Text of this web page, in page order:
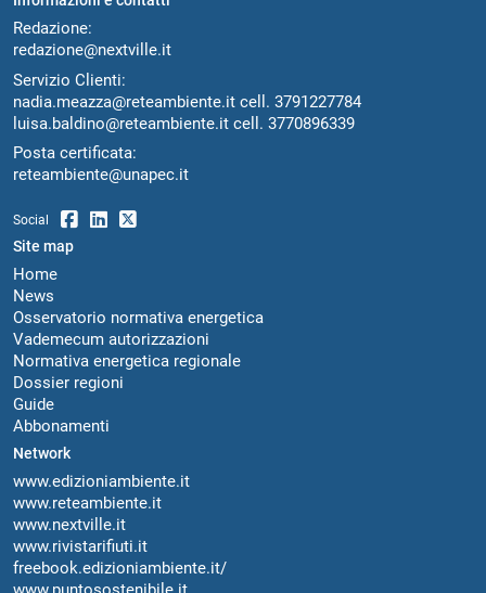
Redazione:
redazione@nextville.it
Servizio Clienti:
nadia.meazza@reteambiente.it cell. 3791227784
luisa.baldino@reteambiente.it cell. 3770896339
Posta certificata:
reteambiente@unapec.it
Social
Site map
Home
News
Osservatorio normativa energetica
Vademecum autorizzazioni
Normativa energetica regionale
Dossier regioni
Guide
Abbonamenti
Network
www.edizioniambiente.it
www.reteambiente.it
www.nextville.it
www.rivistarifiuti.it
freebook.edizioniambiente.it/